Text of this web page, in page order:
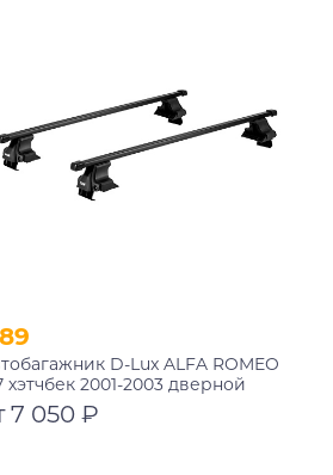
D-Lux ALFA ROMEO
хэтчбек 2001-2003 дверной
прямоугольный с замком
7 050 ₽